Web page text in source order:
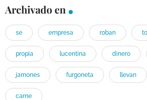
Archivado en
se empresa roban
propia lucentina dinero
jamones furgoneta llevan
carne